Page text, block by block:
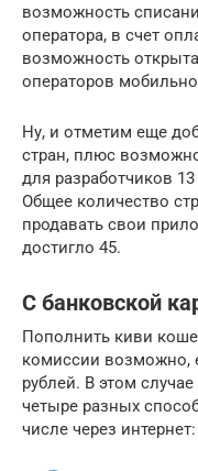
возможность
оператора, в счет
возможность
операторов
Ну, и отметим еще
стран, плюс
для разработчиков
Общее количество
продавать свои
достигло 45.
С банковской
Пополнить киви
комиссии возможно,
рублей. В этом
четыре разных
числе через интернет: